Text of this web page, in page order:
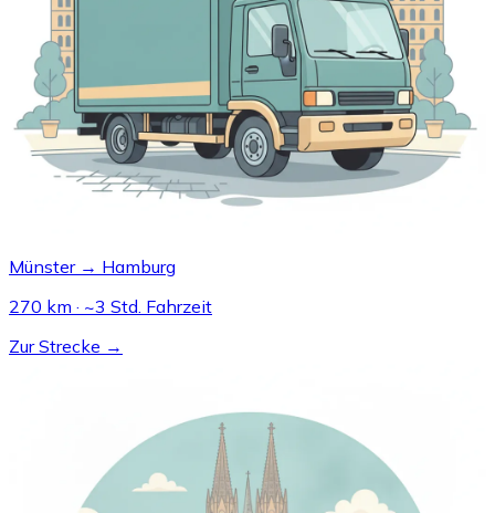
Münster → Hamburg
270 km · ~3 Std. Fahrzeit
Zur Strecke →